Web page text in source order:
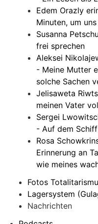
Edem Orazly
Minuten, um
Susanna
frei sprechen
Aleksei
- Meine Mutter
solche Sachen
Jelisaweta
meinen Vater
Sergei
- Auf dem
Rosa
Erinnerung an
wie meines
Fotos
Lagersystem
Nachrichten